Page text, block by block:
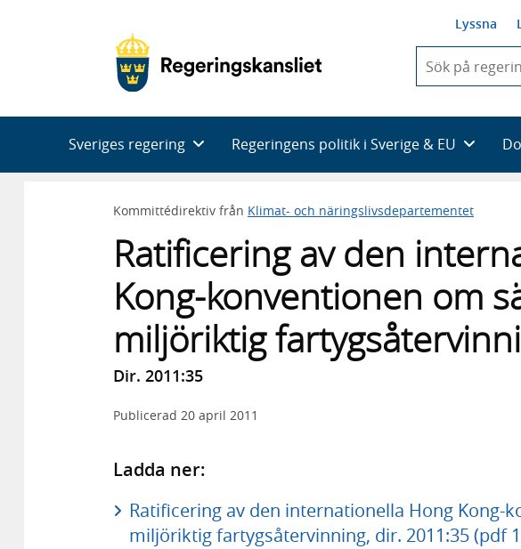
Lyssna
du
skriva
framträder
en
med
Sveriges regering Regeringens politik i Sverige & EU
Kommittédirektiv från Klimat- och näringslivsdepartementet
Ratificering av den
Kong-konventionen om
miljöriktig
Dir. 2011:35
Publicerad 20 april 2011
Ladda ner:
Ratificering av den internationella Hong Kong-
miljöriktig fartygsåtervinning, dir. 2011:35 (pdf